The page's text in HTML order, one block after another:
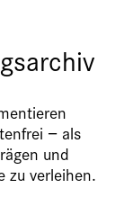
− als
und
zu verleihen.